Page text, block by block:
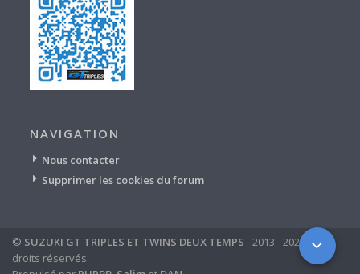
NAVIGATION
Nous contacter
Supprimer les cookies du forum
© SUZUKI GT TRIPLES ET TWINS DEUX TEMPS - 2013 - 2024 - tous
droits réservés.